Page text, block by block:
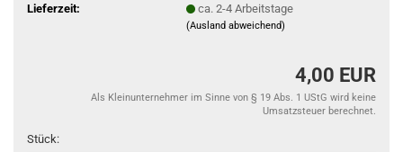
Lieferzeit:
ca. 2-4 Arbeitstage
(Ausland abweichend)
4,00 EUR
Als Kleinunternehmer im Sinne von § 19 Abs. 1 UStG wird keine
Umsatzsteuer berechnet.
Stück: